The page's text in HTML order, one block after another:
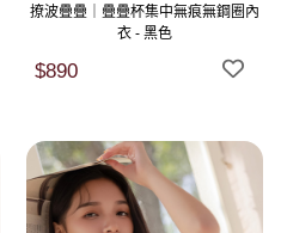
撩波疊疊｜疊疊杯集中無痕無鋼圈內
衣 - 黑色
$890